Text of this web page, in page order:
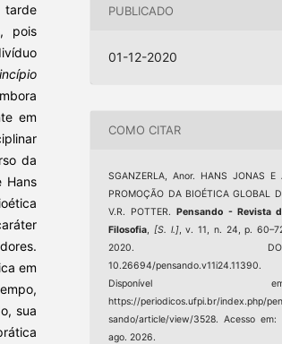
tarde
pois
em
da
Hans
em
sua
PUBLICADO
01-12-2020
COMO CITAR
SGANZERLA, Anor. HANS JONAS E
PROMOÇÃO DA BIOÉTICA GLOBAL
V.R. POTTER.Pensando - Revista
Filosofia
[S. l.], v. 11, n. 24, p.
2020.
10.26694/pensando.v11i24.11390.
Disponível
https://periodicos.ufpi.br/index.php/
sando/article/view/3528. Acesso em:
ago. 2026.